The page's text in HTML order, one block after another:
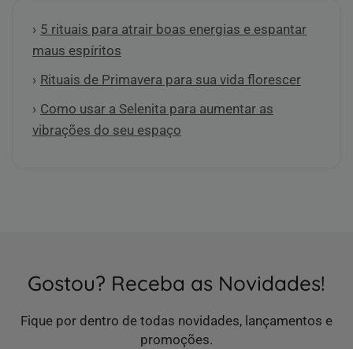
5 rituais para atrair boas energias e espantar
maus espíritos
Rituais de Primavera para sua vida florescer
Como usar a Selenita para aumentar as
vibrações do seu espaço
Gostou? Receba as Novidades!
Fique por dentro de todas novidades, lançamentos e
promoções.